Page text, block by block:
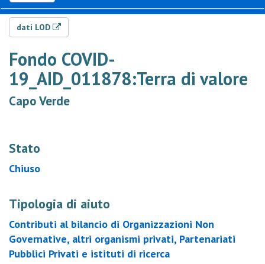
dati LOD
Fondo COVID-
19_AID_011878:Terra di valore
Capo Verde
Stato
Chiuso
Tipologia di aiuto
Contributi al bilancio di Organizzazioni Non
Governative, altri organismi privati, Partenariati
Pubblici Privati e istituti di ricerca